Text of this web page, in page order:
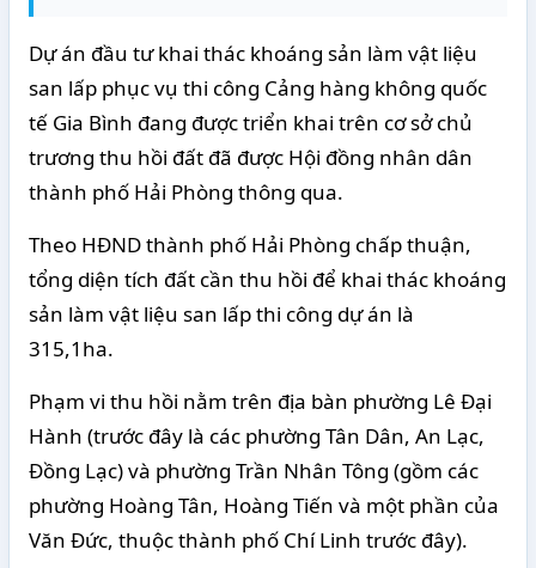
Dự án đầu tư khai thác khoáng sản làm vật liệu
san lấp phục vụ thi công Cảng hàng không quốc
tế Gia Bình đang được triển khai trên cơ sở chủ
trương thu hồi đất đã được Hội đồng nhân dân
thành phố Hải Phòng thông qua.
Theo HĐND thành phố Hải Phòng chấp thuận,
tổng diện tích đất cần thu hồi để khai thác khoáng
sản làm vật liệu san lấp thi công dự án là
315,1ha.
Phạm vi thu hồi nằm trên địa bàn phường Lê Đại
Hành (trước đây là các phường Tân Dân, An Lạc,
Đồng Lạc) và phường Trần Nhân Tông (gồm các
phường Hoàng Tân, Hoàng Tiến và một phần của
Văn Đức, thuộc thành phố Chí Linh trước đây).